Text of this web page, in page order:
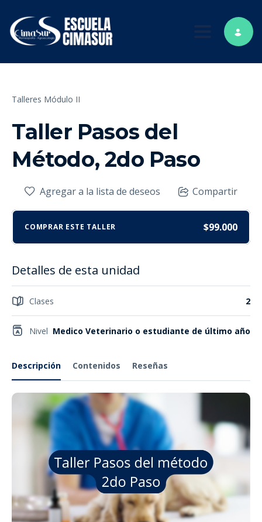
Toggle
Talleres Módulo II
Taller Pasos del
Método, 2do Paso
Descripción Contenidos Reseñas
Agregar a la lista de deseos Compartir
COMPRAR ESTE TALLER $99.000
Detalles de esta unidad
Clases 2
Nivel Medico Veterinario o estudiante de último año